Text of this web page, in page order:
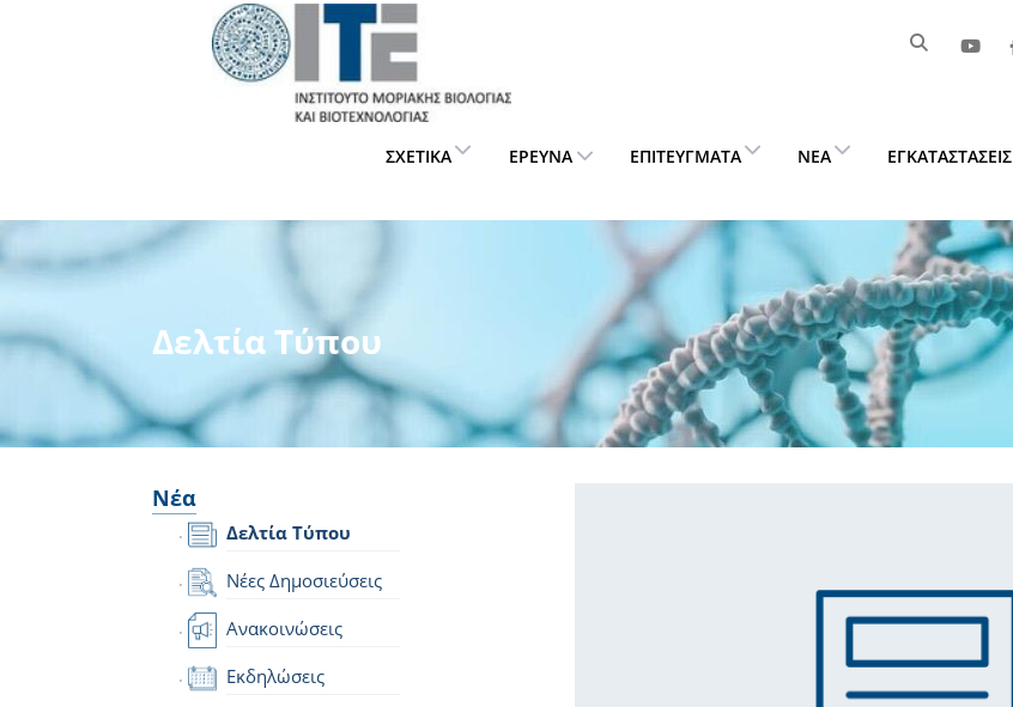
ΣΧΕΤΙΚΆ ΈΡΕΥΝΑ ΕΠΙΤΕΎΓΜΑΤΑ ΝΈΑ ΕΓΚΑΤΑΣΤΆΣΕΙΣ
Δελτία Τύπου
Νέα
Δελτία Τύπου
Νέες Δημοσιεύσεις
Ανακοινώσεις
Εκδηλώσεις